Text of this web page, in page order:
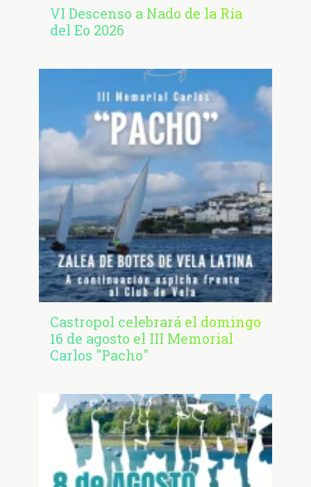
VI Descenso a Nado de la Ría
del Eo 2026
Castropol celebrará el domingo
16 de agosto el III Memorial
Carlos "Pacho"